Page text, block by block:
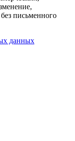
письменного
данных